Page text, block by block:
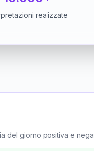
realizzate
del giorno positiva e